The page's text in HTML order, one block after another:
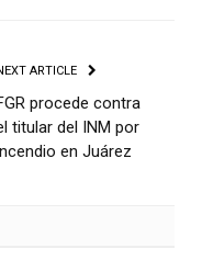
ARTICLE
procede contra
titular del INM por
en Juárez